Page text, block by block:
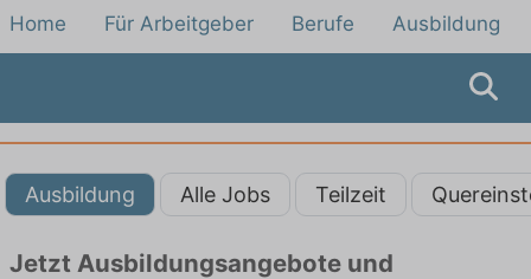
Home Für Arbeitgeber Berufe Ausbildung
Ausbildung Alle Jobs Teilzeit
Jetzt Ausbildungsangebote und